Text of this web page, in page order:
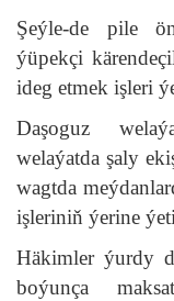
Şeýle-de pile
ýüpekçi
ideg etmek işleri
Daşoguz
welaýatda şaly
wagtda
işleriniň ýerine
Häkimler ýurdy
boýunça